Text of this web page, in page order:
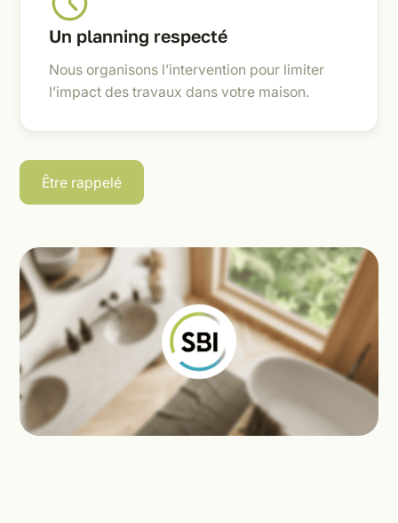
Un planning respecté
Nous organisons l’intervention pour limiter
l’impact des travaux dans votre maison.
Être rappelé